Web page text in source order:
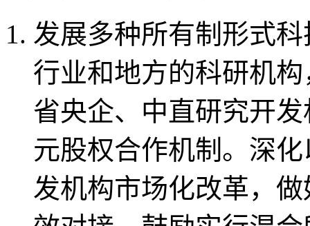
发展多种所有制形式
行业和地方的科研机
省央企、中直研究开
元股权合作机制。深
发机构市场化改革，